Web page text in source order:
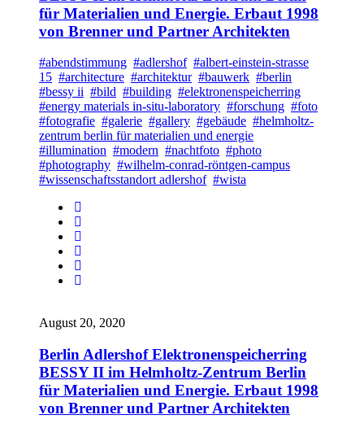
für Materialien und Energie. Erbaut 1998
von Brenner und Partner Architekten
#abendstimmung #adlershof #albert-einstein-strasse
15 #architecture #architektur #bauwerk #berlin
#bessy ii #bild #building #elektronenspeicherring
#energy materials in-situ-laboratory #forschung #foto
#fotografie #galerie #gallery #gebäude #helmholtz-
zentrum berlin für materialien und energie
#illumination #modern #nachtfoto #photo
#photography #wilhelm-conrad-röntgen-campus
#wissenschaftsstandort adlershof #wista
August 20, 2020
Berlin Adlershof Elektronenspeicherring
BESSY II im Helmholtz-Zentrum Berlin
für Materialien und Energie. Erbaut 1998
von Brenner und Partner Architekten